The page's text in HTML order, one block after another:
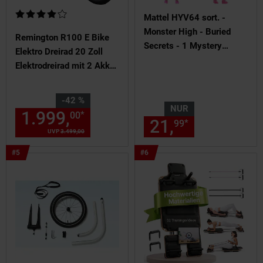
Remington R100 E Bike
Elektro Dreirad 20 Zoll
Elektrodreirad mit 2 Akkus
mit tiefem Einstieg
klappbar
Kundenbewertung: 4 von 5 Sternen
-42 %
Sie Sparen 42 Prozent,
UVP3.499,00
1.999,00* Aktueller Preis: 1999,
Mattel HYV64 sort. -
Monster High - Buried
Secrets - 1 Mystery
NUR
21,99*
#5 Bestseller
Artikel
#6Bestseller
Artikel
Position